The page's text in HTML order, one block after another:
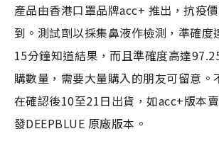
產品由香港口罩品牌acc+ 推出，抗疫
到。測試劑以採集鼻液作檢測，準確
15分鐘知道結果，而且準確度高達
購數量，需要大量購入的朋友可留意。
在確認後10至21日出貨，如acc+版本
發DEEPBLUE 原廠版本。